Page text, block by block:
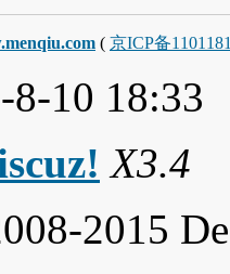
( 京ICP备
10 18:33
X3.4
2015